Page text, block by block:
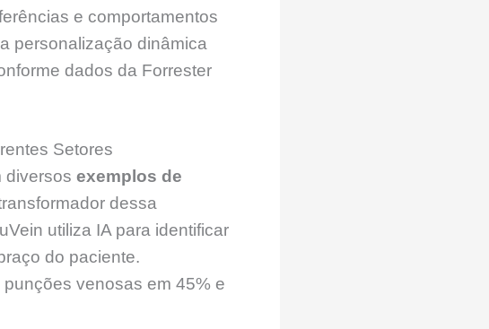
e comportamentos
personalização dinâmica
dados da Forrester
Setores
diversos exemplos de
dessa
utiliza IA para identificar
do paciente.
venosas em 45% e